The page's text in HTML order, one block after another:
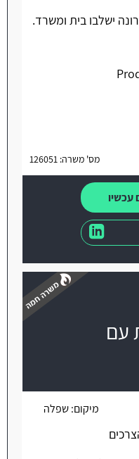
ישלבו בית ומשרד.
מס' משרה: 126051
עכשיו
עם
מיקום:שפלה